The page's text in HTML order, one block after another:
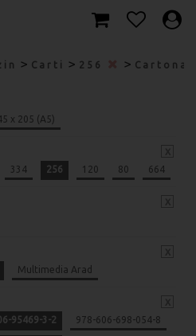
> Carti > 256 >
x 205 (A5)
334 256 120 80 664
Multimedia Arad
95469-3-2 978-606-698-054-8